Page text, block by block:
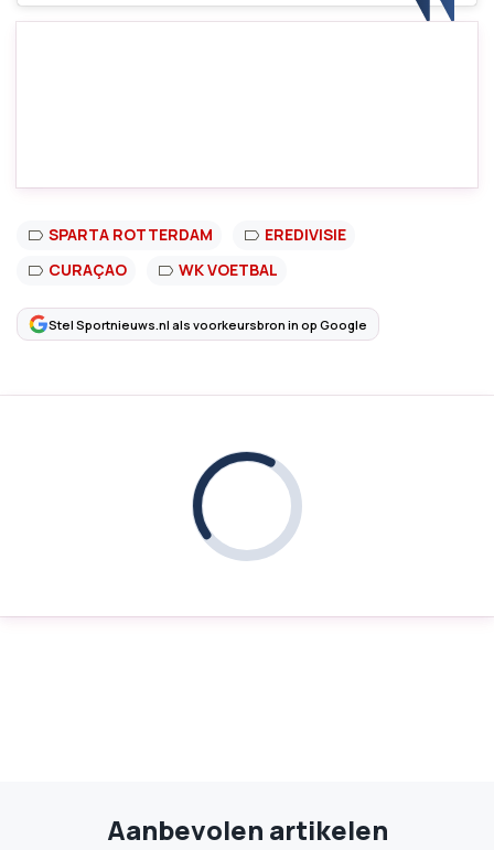
SPARTA ROTTERDAM
EREDIVISIE
CURAÇAO
WK VOETBAL
Stel Sportnieuws.nl als voorkeursbron in op Google
Aanbevolen artikelen